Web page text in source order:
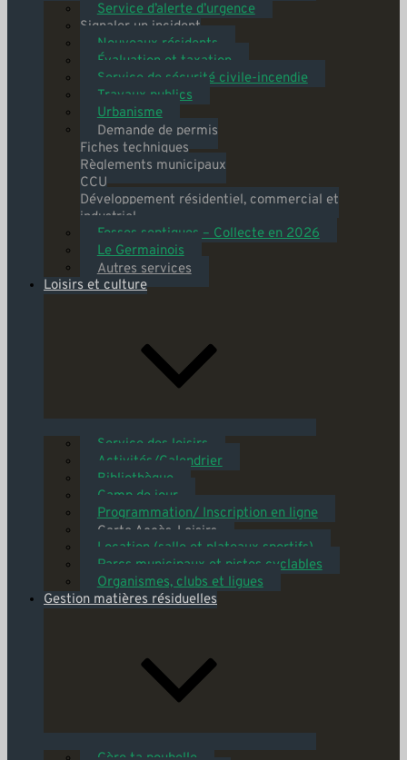
Service d’alerte d’urgence
Signaler un incident
Nouveaux résidents
Évaluation et taxation
Service de sécurité civile-incendie
Travaux publics
Urbanisme
Demande de permis
Fiches techniques
Règlements municipaux
CCU
Développement résidentiel, commercial et
industriel
Fosses septiques – Collecte en 2026
Le Germainois
Autres services
Loisirs et culture
Service des loisirs
Activités/Calendrier
Bibliothèque
Camp de jour
Programmation/ Inscription en ligne
Carte Accès-Loisirs
Location (salle et plateaux sportifs)
Parcs municipaux et pistes cyclables
Organismes, clubs et ligues
Gestion matières résiduelles